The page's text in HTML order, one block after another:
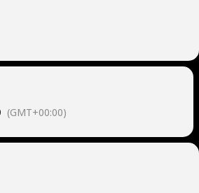
(GMT+00:00)